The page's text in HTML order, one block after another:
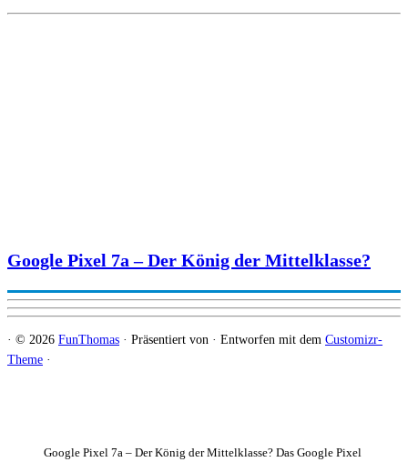
Google Pixel 7a – Der König der Mittelklasse? Das Google Pixel
Google Pixel 7a – Der König der Mittelklasse?
· © 2026 FunThomas · Präsentiert von · Entworfen mit dem Customizr-
Theme ·